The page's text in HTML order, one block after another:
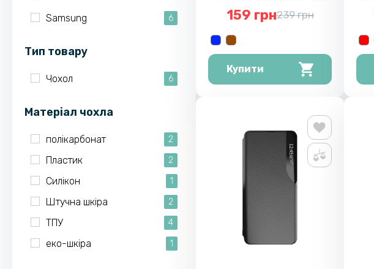
Samsung 6
Тип товару
Чохол 6
Матеріал чохла
полікарбонат 2
Пластик 2
Силікон 1
Штучна шкіра 2
ТПУ 4
еко-шкіра 1
159 грн239 грн
Купити